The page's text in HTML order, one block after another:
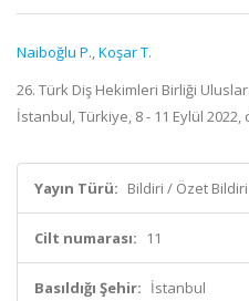
Naiboğlu P.,Koşar T.
26. Türk Diş Hekimleri Birliği
İstanbul, Türkiye, 8 - 11 Eylül 2022,
Yayın Türü: Bildiri / Özet Bildiri
Cilt numarası: 11
Basıldığı Şehir: İstanbul